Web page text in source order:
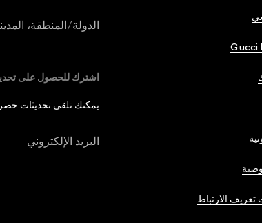
Gucci
الارتباط
الدولة/المنطقة،
اشترك للحصول على
يمكنك تلقي تحديثات
البريد الإلكتروني